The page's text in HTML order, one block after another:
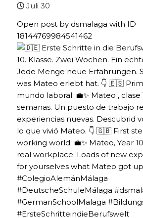
Juli 30
Open post by dsmalaga with ID
18144769984541462